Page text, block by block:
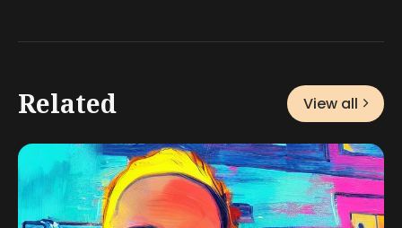
Related View all